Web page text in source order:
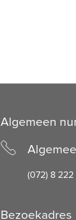
Algemeen
(072) 8
Bezoekadres